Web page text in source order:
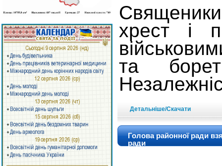
хрест і
та
Детальніше/Скачати
Голова районної ради
ради